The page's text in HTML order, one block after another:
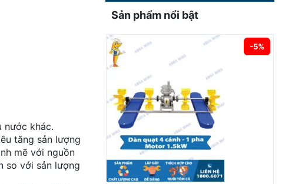
nước khác.
tăng sản lượng
mẽ với nguồn
so với sản lượng
Sản phẩm nổi bật
-5%